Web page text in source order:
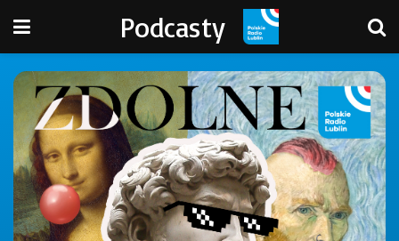
Podcasty